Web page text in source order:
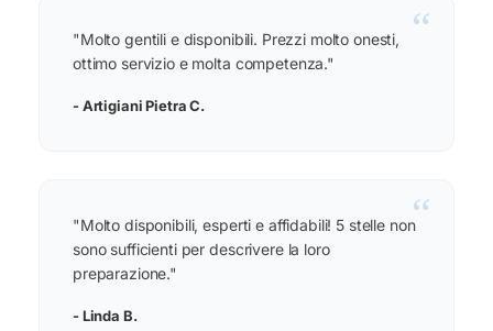
“
"Molto gentili e disponibili. Prezzi molto onesti,
ottimo servizio e molta competenza."
- Artigiani Pietra C.
“
"Molto disponibili, esperti e affidabili! 5 stelle non
sono sufficienti per descrivere la loro
preparazione."
- Linda B.